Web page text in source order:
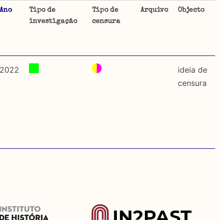
uma
e
Ano
Tipo de
investigação
Tipo de
censura
Arquivo Objecto
2022
ideia de
censura